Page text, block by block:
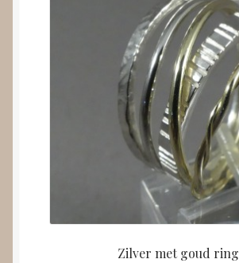
Zilver met goud ring